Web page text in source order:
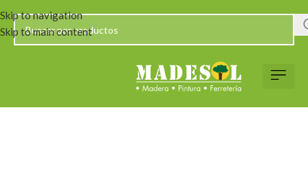
Skip to navigation
Skip to main content